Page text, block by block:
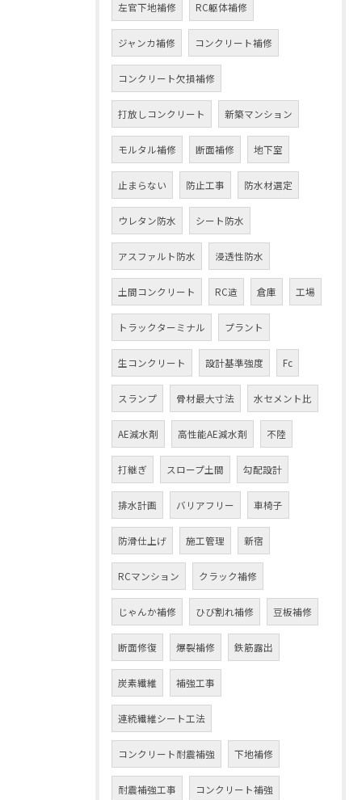
左官下地補修 RC躯体補修
ジャンカ補修 コンクリート補修
コンクリート欠損補修
打放しコンクリート 新築マンション
モルタル補修 断面補修 地下室
止まらない 防止工事 防水材選定
ウレタン防水 シート防水
アスファルト防水 浸透性防水
土間コンクリート RC造 倉庫 工場
トラックターミナル プラント
生コンクリート 設計基準強度 Fc
スランプ 骨材最大寸法 水セメント比
AE減水剤 高性能AE減水剤 不陸
打継ぎ スロープ土間 勾配設計
排水計画 バリアフリー 車椅子
防滑仕上げ 施工管理 新宿
RCマンション クラック補修
じゃんか補修 ひび割れ補修 豆板補修
断面修復 爆裂補修 鉄筋露出
炭素繊維 補強工事
連続繊維シート工法
コンクリート耐震補強 下地補修
耐震補強工事 コンクリート補強